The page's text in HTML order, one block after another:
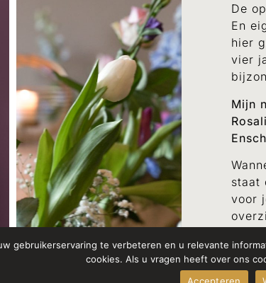
De
En
hier
vier
Mijn
staat
voor
Ik
dat
gebruikerservaring te verbeteren en u relevante
cookies. Als u vragen heeft over ons
Accepteren